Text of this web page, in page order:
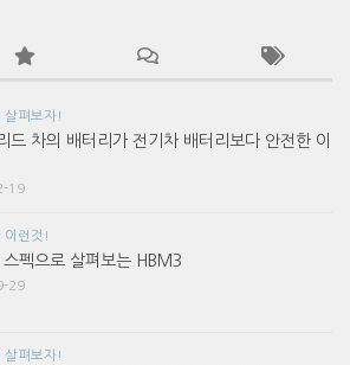
살펴보자!
드 차의 배터리가 전기차 배터리보다 안전한 이
19
이런것!
스펙으로 살펴보는 HBM3
29
살펴보자!